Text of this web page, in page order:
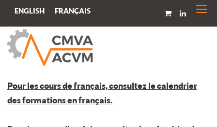
ENGLISH FRANÇAIS
Pour les cours de français, consultez le calendrier
des formations en français.